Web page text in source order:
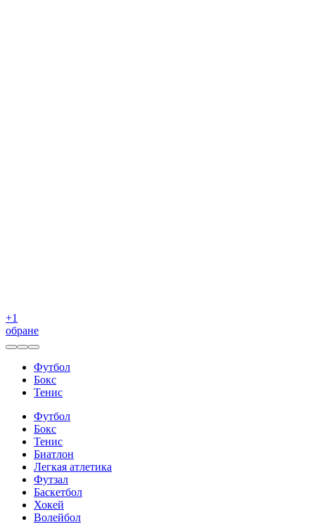
+1
обране
Футбол
Бокс
Тенис
Футбол
Бокс
Тенис
Биатлон
Легкая атлетика
Футзал
Баскетбол
Хокей
Волейбол